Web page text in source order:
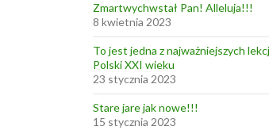
Zmartwychwstał Pan! Alleluja!!!
8 kwietnia 2023
To jest jedna z najważniejszych
Polski XXI wieku
23 stycznia 2023
Stare jare jak nowe!!!
15 stycznia 2023